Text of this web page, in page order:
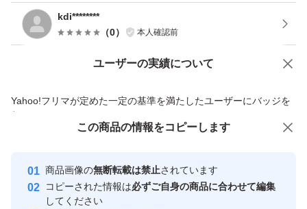
kdi********
（0） 本人確認前
ユーザーの実績について
Yahoo!フリマが定めた一定の基準を満たしたユーザーにバッジを
付与しています
安心取引出品者
心・安全なユーザーです
取引実績
価格の相談 商品への質問
この商品の情報をコピーします
商品画像の無断転載は禁止されています
コピーされた情報は必ずご自身の商品に合わせて編集
してください
この商品をみている人にオススメ